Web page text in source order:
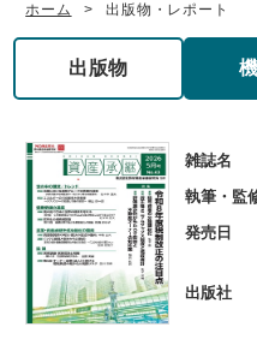
ホーム 出版物・レポート
出版物
雑誌名
執筆・監
発売日
出版社